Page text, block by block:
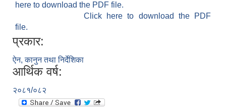
here to download the PDF file.
Click here to download the PDF
file.
प्रकार:
ऐन, कानुन तथा निर्देशिका
आर्थिक वर्ष:
२०८१/०८२